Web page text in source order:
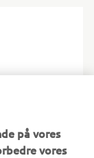
på vores
vores